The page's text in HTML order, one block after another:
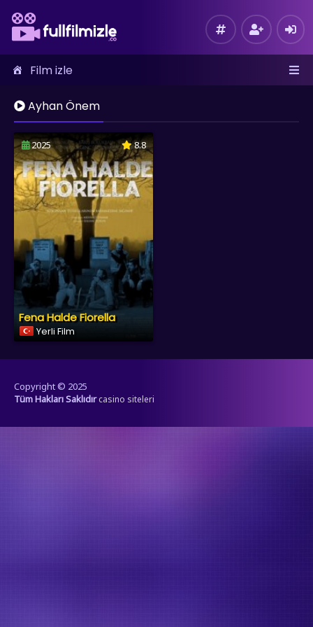
Film izle
Ayhan Önem
2025 8.8
Fena Halde Fiorella
Yerli Film
Copyright © 2025
Tüm Hakları Saklıdır casino siteleri